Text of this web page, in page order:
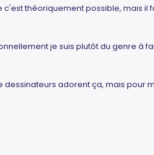
c'est théoriquement possible, mais
je suis plutôt du genre à
adorent ça, mais pour